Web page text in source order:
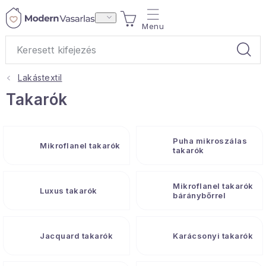
Ugrás
KOSÁR
Hobbi és kert
Lakástextil
Takarók
Mikroflanel takarók
Puha mikroszálas
takarók
Luxus takarók
Mikroflanel takarók
báránybőrrel
Jacquard takarók Karácsonyi takarók